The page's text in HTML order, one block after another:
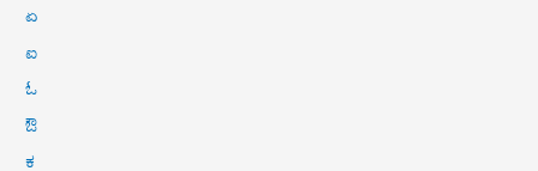
ಏ
ಐ
ಓ
ಔ
ಕ